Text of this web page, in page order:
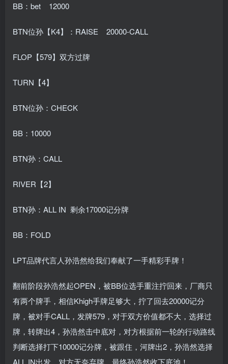
BB：bet 12000
BTN位孙【K4】：RAISE 20000-CALL
FLOP【579】双方过牌
TURN【4】
BTN位孙：CHECK
BB：10000
BTN孙：CALL
RIVER【2】
BTN孙：ALL IN 剩余17000记分牌
BB：FOLD
LPT品牌代言人孙浩然给我们奉献了一手精彩手牌！
翻前阶段孙浩然起OPEN，被BB位选手重注拧回来，厂商只
有两个牌手，相信Khigh手牌足够大，拧了回去20000记分
牌，被对手CALL，发牌579，对于双方价值都不大，选择过
牌，转牌出4，孙浩然击中底对，对方根据前一轮的行动路线
判断选择打下10000记分牌，被跟住，河牌出2，孙浩然选择
ALL IN出发，对方无奈弃牌，最终孙浩然收下底池！